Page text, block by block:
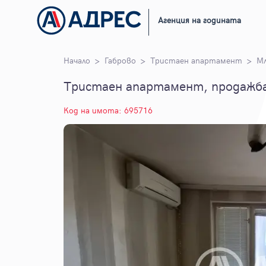
Агенция на годината
Начало Габрово Тристаен апартамент
Тристаен апартамент,
Код на имота: 695716